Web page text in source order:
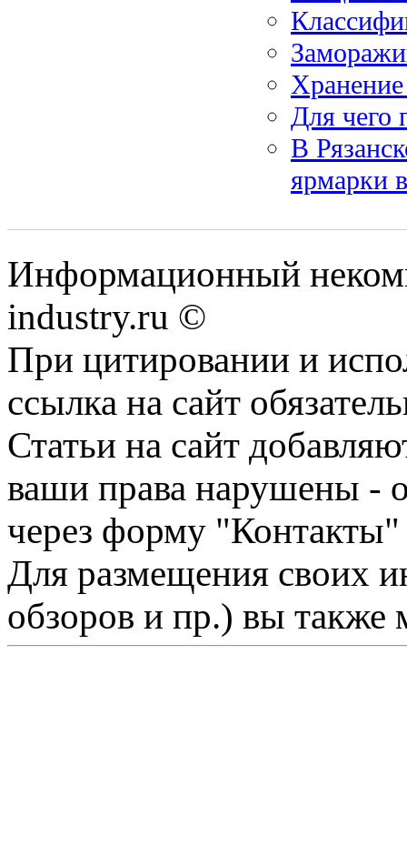
Для чего
В
ярмарки
Информационный
industry.ru ©
При цитировании и
ссылка на сайт
Статьи на сайт
ваши права нарушены -
через форму "Контакты"
Для размещения своих
обзоров и пр.) вы также